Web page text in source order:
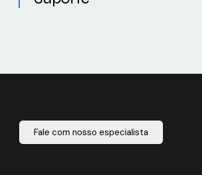
Fale com nosso especialista